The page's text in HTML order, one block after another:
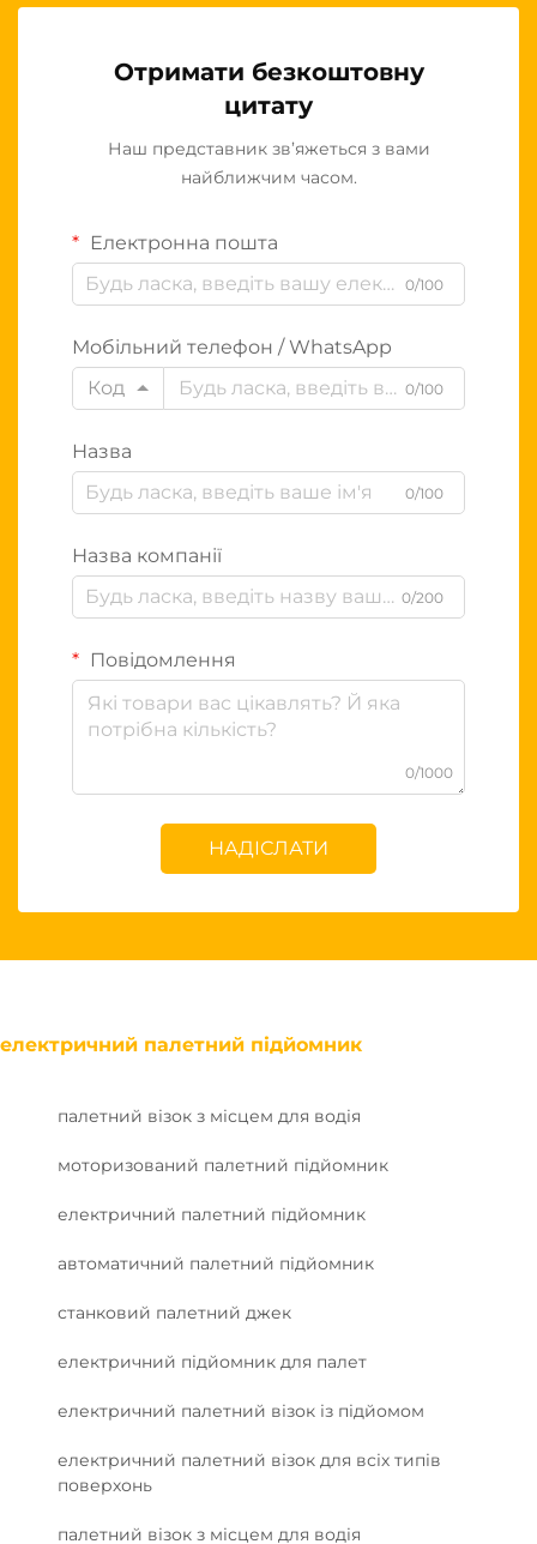
Отримати безкоштовну
цитату
Наш представник зв’яжеться з вами
найближчим часом.
Електронна пошта
0/100
Мобільний телефон / WhatsApp
Код
0/100
Назва
0/100
Назва компанії
0/200
Повідомлення
0/1000
НАДІСЛАТИ
електричний палетний підйомник
палетний візок з місцем для водія
моторизований палетний підйомник
електричний палетний підйомник
автоматичний палетний підйомник
станковий палетний джек
електричний підйомник для палет
електричний палетний візок із підйомом
електричний палетний візок для всіх типів
поверхонь
палетний візок з місцем для водія